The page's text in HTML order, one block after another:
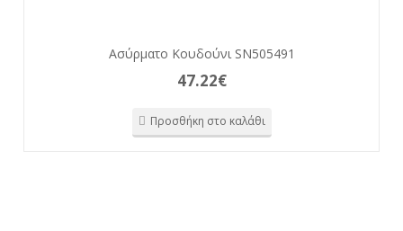
Ασύρματο Κουδούνι SN505491
47.22€
Προσθήκη στο καλάθι